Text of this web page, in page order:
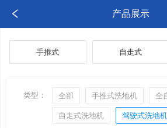
产品展示
手推式 自走式
类型： 全部 手推式洗地机 全
自走式洗地机 驾驶式洗地机